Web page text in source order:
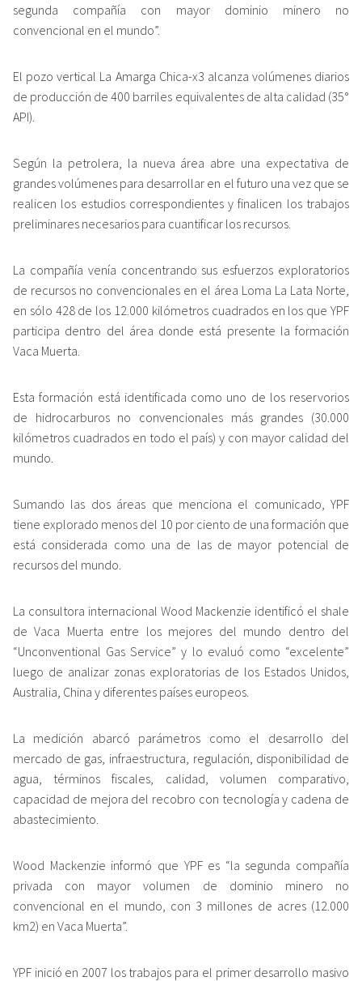
segunda compañía con mayor dominio minero no
convencional en el mundo”.
El pozo vertical La Amarga Chica-x3 alcanza volúmenes diarios
de producción de 400 barriles equivalentes de alta calidad (35°
API).
Según la petrolera, la nueva área abre una expectativa de
grandes volúmenes para desarrollar en el futuro una vez que se
realicen los estudios correspondientes y finalicen los trabajos
preliminares necesarios para cuantificar los recursos.
La compañía venía concentrando sus esfuerzos exploratorios
de recursos no convencionales en el área Loma La Lata Norte,
en sólo 428 de los 12.000 kilómetros cuadrados en los que YPF
participa dentro del área donde está presente la formación
Vaca Muerta.
Esta formación está identificada como uno de los reservorios
de hidrocarburos no convencionales más grandes (30.000
kilómetros cuadrados en todo el país) y con mayor calidad del
mundo.
Sumando las dos áreas que menciona el comunicado, YPF
tiene explorado menos del 10 por ciento de una formación que
está considerada como una de las de mayor potencial de
recursos del mundo.
La consultora internacional Wood Mackenzie identificó el shale
de Vaca Muerta entre los mejores del mundo dentro del
“Unconventional Gas Service” y lo evaluó como “excelente”
luego de analizar zonas exploratorias de los Estados Unidos,
Australia, China y diferentes países europeos.
La medición abarcó parámetros como el desarrollo del
mercado de gas, infraestructura, regulación, disponibilidad de
agua, términos fiscales, calidad, volumen comparativo,
capacidad de mejora del recobro con tecnología y cadena de
abastecimiento.
Wood Mackenzie informó que YPF es “la segunda compañía
privada con mayor volumen de dominio minero no
convencional en el mundo, con 3 millones de acres (12.000
km2) en Vaca Muerta”.
YPF inició en 2007 los trabajos para el primer desarrollo masivo